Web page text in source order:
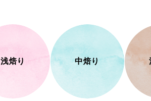
浅焙り 中焙り